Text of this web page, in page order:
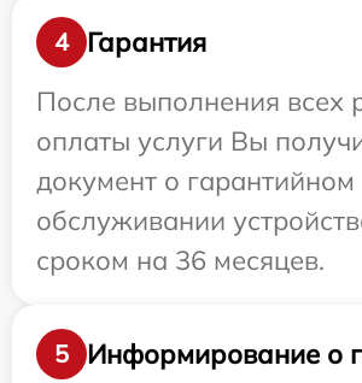
4
Гарантия
После выполнения всех
оплаты услуги Вы
документ о гарантийном
обслуживании
сроком на 36 месяцев.
5
Информирование о